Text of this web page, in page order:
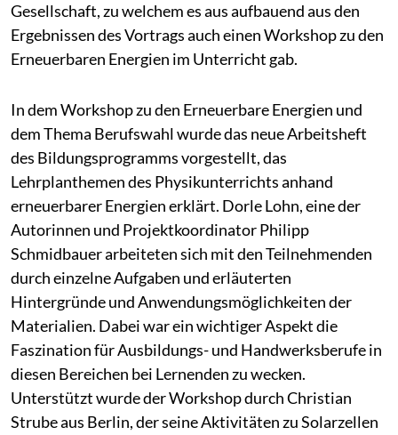
Gesellschaft, zu welchem es aus aufbauend aus den
Ergebnissen des Vortrags auch einen Workshop zu den
Erneuerbaren Energien im Unterricht gab.
In dem Workshop zu den Erneuerbare Energien und
dem Thema Berufswahl wurde das neue Arbeitsheft
des Bildungsprogramms vorgestellt, das
Lehrplanthemen des Physikunterrichts anhand
erneuerbarer Energien erklärt. Dorle Lohn, eine der
Autorinnen und Projektkoordinator Philipp
Schmidbauer arbeiteten sich mit den Teilnehmenden
durch einzelne Aufgaben und erläuterten
Hintergründe und Anwendungsmöglichkeiten der
Materialien. Dabei war ein wichtiger Aspekt die
Faszination für Ausbildungs- und Handwerksberufe in
diesen Bereichen bei Lernenden zu wecken.
Unterstützt wurde der Workshop durch Christian
Strube aus Berlin, der seine Aktivitäten zu Solarzellen